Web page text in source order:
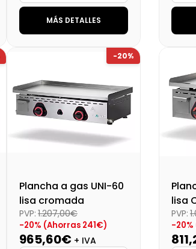
Marca
Cargando…
Cargando…
8228,00 €
MÁS DETALLES
-20%
Plancha a gas UNI-60
lisa cromada
PVP: 1.207,00€
-20% (Ahorras 241€)
965,60€ + IVA
lisa
PVP:
-